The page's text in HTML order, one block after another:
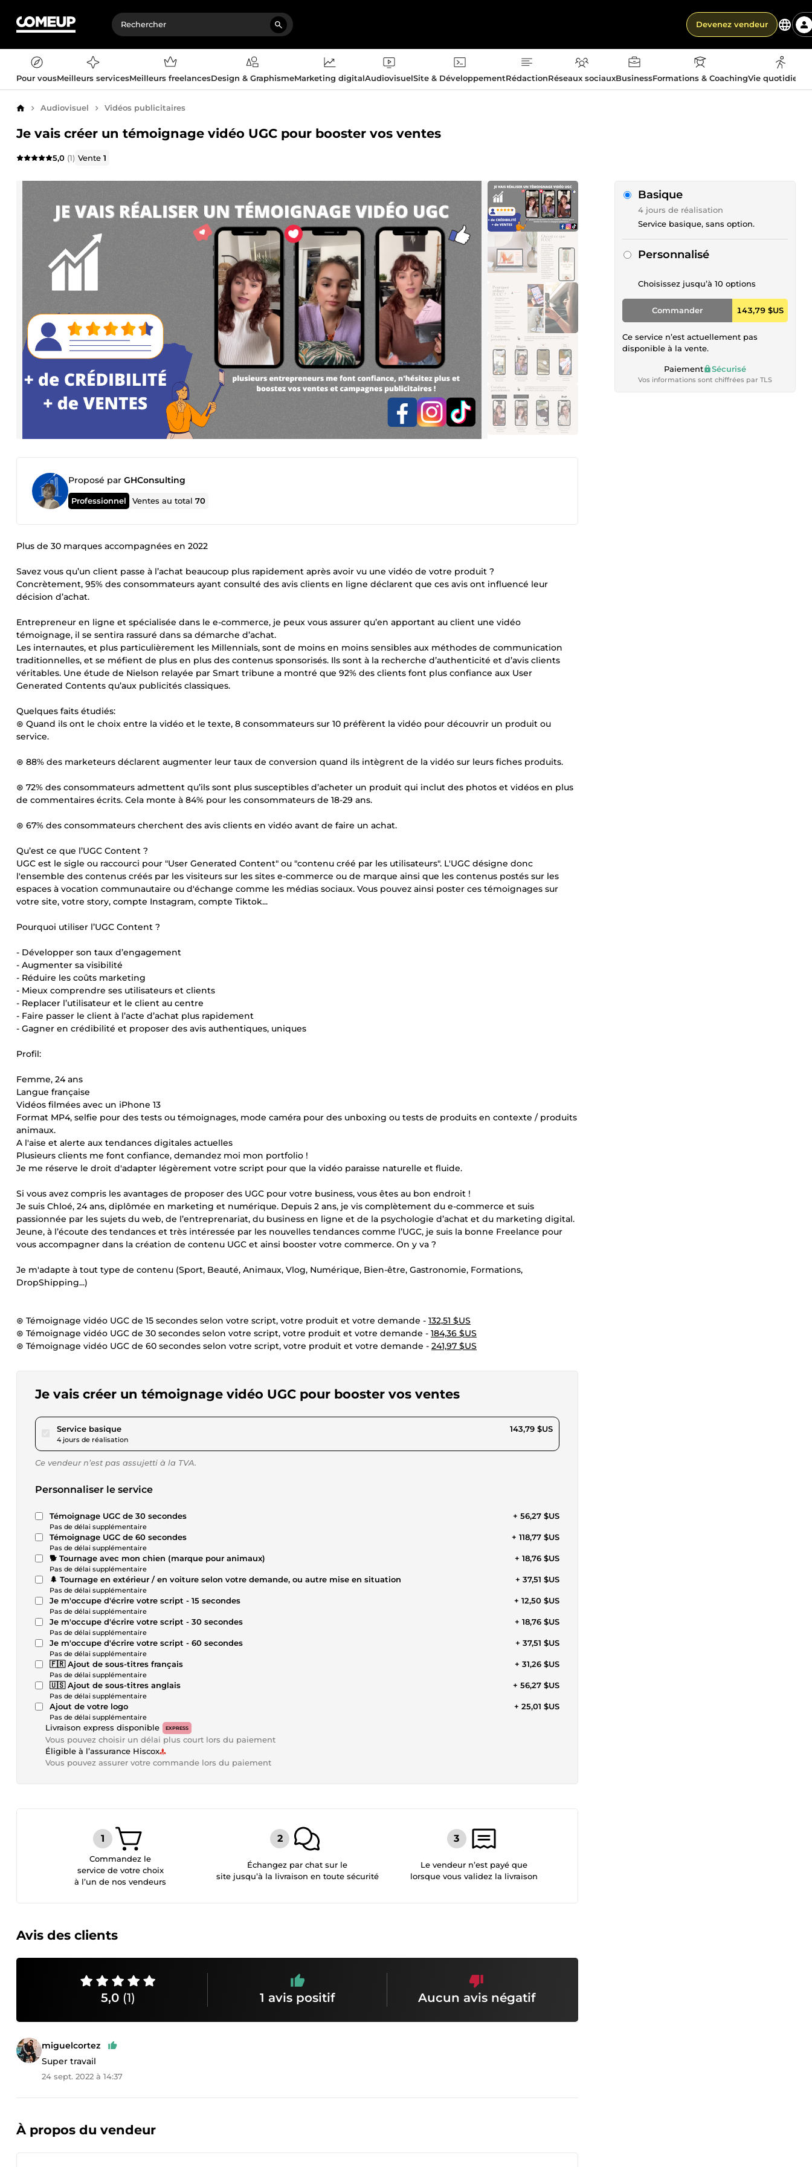
Devenez vendeur
Pour vousMeilleurs servicesMeilleurs freelancesDesign & GraphismeMarketing digitalAudiovisuelSite & DéveloppementRédactionRéseaux sociauxBusinessFormations & CoachingVie
AccueilAudiovisuel Vidéos publicitaires
Je vais créer un témoignage vidéo UGC pour booster vos ventes
5,0 (1) Vente1
Proposé par GHConsulting
Professionnel Ventes au total70
Plus de 30 marques accompagnées en 2022
Savez vous qu’un client passe à l’achat beaucoup plus rapidement après avoir vu une vidéo de votre produit ?
Concrètement, 95% des consommateurs ayant consulté des avis clients en ligne déclarent que ces avis ont influencé leur
décision d’achat.
Entrepreneur en ligne et spécialisée dans le e-commerce, je peux vous assurer qu’en apportant au client une vidéo
témoignage, il se sentira rassuré dans sa démarche d’achat.
Les internautes, et plus particulièrement les Millennials, sont de moins en moins sensibles aux méthodes de communication
traditionnelles, et se méfient de plus en plus des contenus sponsorisés. Ils sont à la recherche d’authenticité et d’avis clients
véritables. Une étude de Nielson relayée par Smart tribune a montré que 92% des clients font plus confiance aux User
Generated Contents qu’aux publicités classiques.
Quelques faits étudiés:
⊛ Quand ils ont le choix entre la vidéo et le texte, 8 consommateurs sur 10 préfèrent la vidéo pour découvrir un produit ou
service.
⊛ 88% des marketeurs déclarent augmenter leur taux de conversion quand ils intègrent de la vidéo sur leurs fiches produits.
⊛ 72% des consommateurs admettent qu’ils sont plus susceptibles d’acheter un produit qui inclut des photos et vidéos en plus
de commentaires écrits. Cela monte à 84% pour les consommateurs de 18-29 ans.
⊛ 67% des consommateurs cherchent des avis clients en vidéo avant de faire un achat.
Qu’est ce que l’UGC Content ?
UGC est le sigle ou raccourci pour "User Generated Content" ou "contenu créé par les utilisateurs". L'UGC désigne donc
l'ensemble des contenus créés par les visiteurs sur les sites e-commerce ou de marque ainsi que les contenus postés sur les
espaces à vocation communautaire ou d'échange comme les médias sociaux. Vous pouvez ainsi poster ces témoignages sur
votre site, votre story, compte Instagram, compte Tiktok...
Pourquoi utiliser l’UGC Content ?
- Développer son taux d’engagement
- Augmenter sa visibilité
- Réduire les coûts marketing
- Mieux comprendre ses utilisateurs et clients
- Replacer l’utilisateur et le client au centre
- Faire passer le client à l’acte d’achat plus rapidement
- Gagner en crédibilité et proposer des avis authentiques, uniques
Profil:
Femme, 24 ans
Langue française
Vidéos filmées avec un iPhone 13
Format MP4, selfie pour des tests ou témoignages, mode caméra pour des unboxing ou tests de produits en contexte / produits
animaux.
A l'aise et alerte aux tendances digitales actuelles
Plusieurs clients me font confiance, demandez moi mon portfolio !
Je me réserve le droit d'adapter légèrement votre script pour que la vidéo paraisse naturelle et fluide.
Si vous avez compris les avantages de proposer des UGC pour votre business, vous êtes au bon endroit !
Je suis Chloé, 24 ans, diplômée en marketing et numérique. Depuis 2 ans, je vis complètement du e-commerce et suis
passionnée par les sujets du web, de l’entreprenariat, du business en ligne et de la psychologie d’achat et du marketing digital.
Jeune, à l’écoute des tendances et très intéressée par les nouvelles tendances comme l’UGC, je suis la bonne Freelance pour
vous accompagner dans la création de contenu UGC et ainsi booster votre commerce. On y va ?
Je m'adapte à tout type de contenu (Sport, Beauté, Animaux, Vlog, Numérique, Bien-être, Gastronomie, Formations,
DropShipping...)
⊛ Témoignage vidéo UGC de 15 secondes selon votre script, votre produit et votre demande - 132,51 $US
⊛ Témoignage vidéo UGC de 30 secondes selon votre script, votre produit et votre demande - 184,36 $US
⊛ Témoignage vidéo UGC de 60 secondes selon votre script, votre produit et votre demande - 241,97 $US
Je vais créer un témoignage vidéo UGC pour booster vos ventes
Service basiquepour 132,52 $US
4 jours de réalisation
143,79 $US
Ce vendeur n’est pas assujetti à la TVA.
Personnaliser le service
Témoignage UGC de 30 secondes
Pas de délai supplémentaire
+ 56,27 $US
Témoignage UGC de 60 secondes
Pas de délai supplémentaire
+ 118,77 $US
🐕 Tournage avec mon chien (marque pour animaux)
Pas de délai supplémentaire
+ 18,76 $US
🌲 Tournage en extérieur / en voiture selon votre demande, ou autre mise en situation
Pas de délai supplémentaire
+ 37,51 $US
Je m'occupe d'écrire votre script - 15 secondes
Pas de délai supplémentaire
+ 12,50 $US
Je m'occupe d'écrire votre script - 30 secondes
Pas de délai supplémentaire
+ 18,76 $US
Je m'occupe d'écrire votre script - 60 secondes
Pas de délai supplémentaire
+ 37,51 $US
🇫🇷 Ajout de sous-titres français
Pas de délai supplémentaire
+ 31,26 $US
🇺🇸 Ajout de sous-titres anglais
Pas de délai supplémentaire
+ 56,27 $US
Ajout de votre logo
Pas de délai supplémentaire
+ 25,01 $US
Livraison express disponible EXPRESS
Vous pouvez choisir un délai plus court lors du paiement
Éligible à l’assurance Hiscox
Vous pouvez assurer votre commande lors du paiement
Basique
4 jours de réalisation
Service basique, sans option.
Personnalisé
Choisissez jusqu’à 10 options
Commander 143,79 $US
Ce service n’est actuellement pas
disponible à la vente.
Paiement Sécurisé
Vos informations sont chiffrées par TLS
Commandez le
service de votre choix
à l’un de nos vendeurs
Échangez par chat sur le
site jusqu’à la livraison en toute sécurité
Le vendeur n’est payé que
lorsque vous validez la livraison
Avis des clients
5,0 (1) 1 avis positif Aucun avis négatif
miguelcortez
Super travail
24 sept. 2022 à 14:37
À propos du vendeur